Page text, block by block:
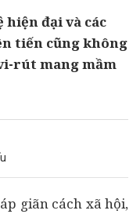
đại và các
tiến cũng không
rút mang mầm
giãn cách xã hội,